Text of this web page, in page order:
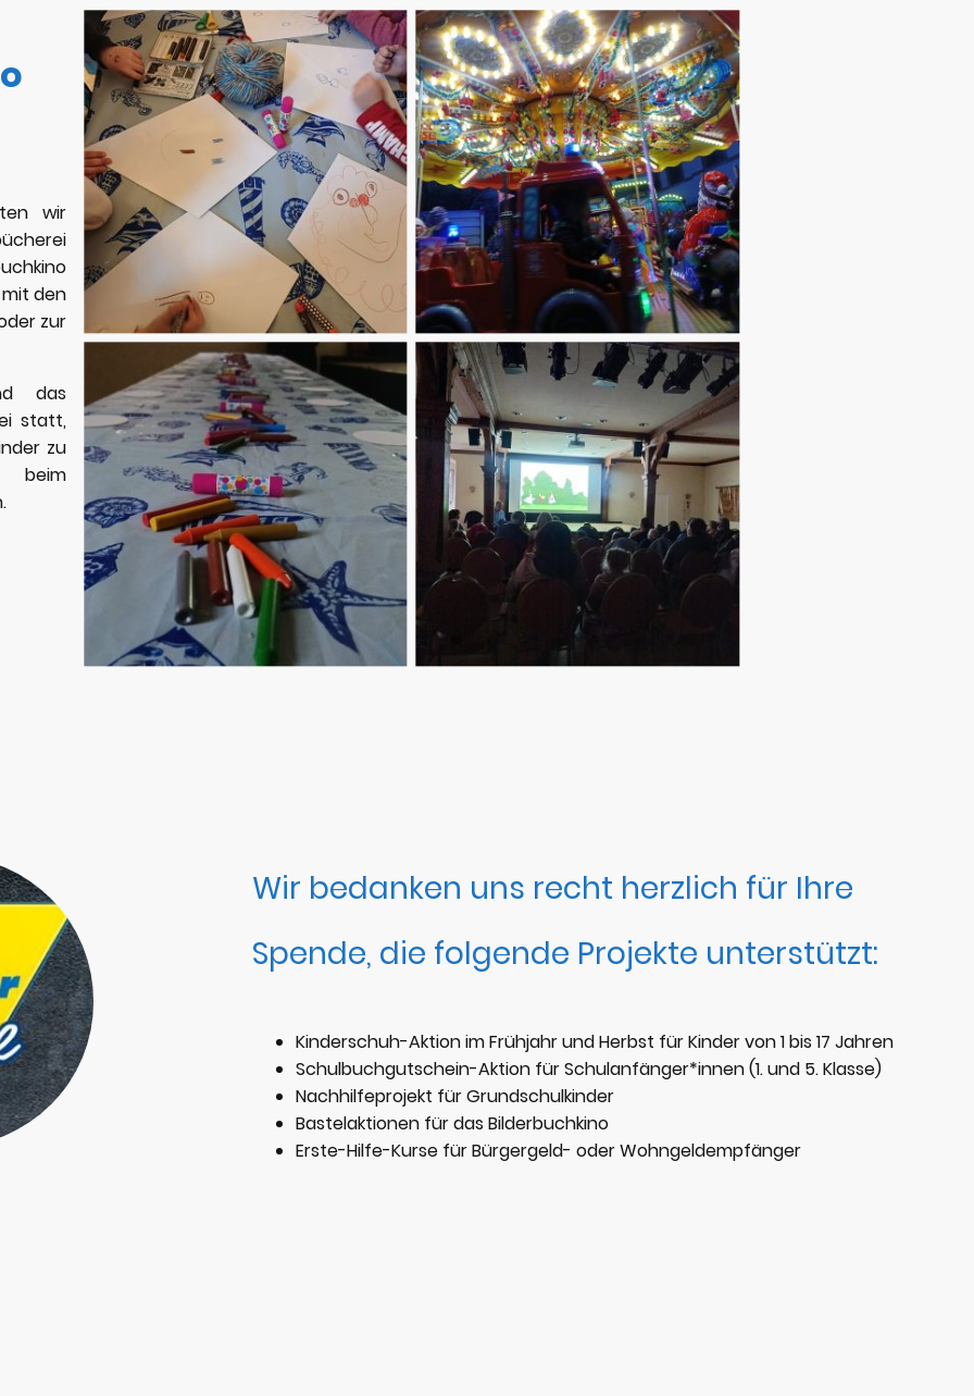
wir
den
zur
das
statt,
zu
beim
Wir bedanken uns recht herzlich für Ihre
Spende, die folgende Projekte unterstützt:
Kinderschuh-Aktion im Frühjahr und Herbst für Kinder von 1 bis 17 Jahren
Schulbuchgutschein-Aktion für Schulanfänger*innen (1. und 5. Klasse)
Nachhilfeprojekt für Grundschulkinder
Bastelaktionen für das Bilderbuchkino
Erste-Hilfe-Kurse für Bürgergeld- oder Wohngeldempfänger